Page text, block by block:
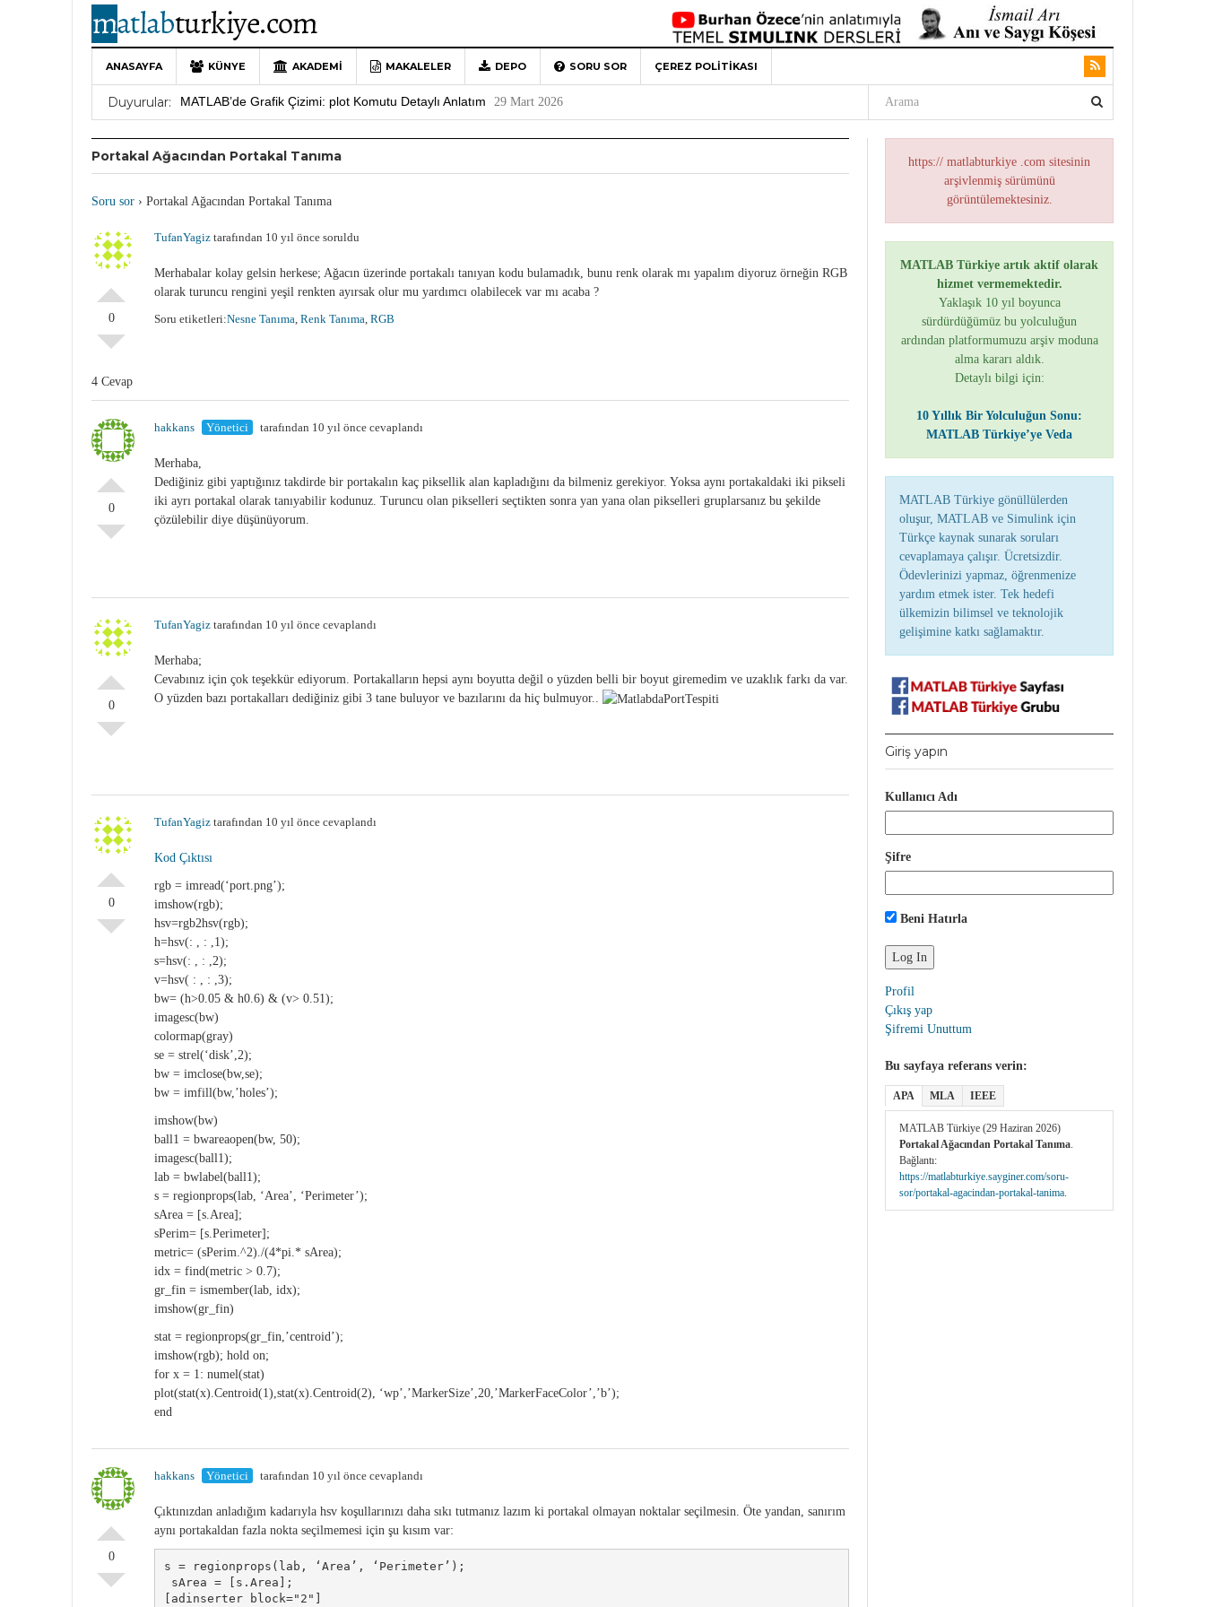
ANASAYFA KÜNYE AKADEMI MAKALELER DEPO SORU SOR ÇEREZ POLITIKASI
Duyurular:
10 Yıllık Bir Yolculuğun Sonu: MATLAB Türkiye’ye Veda 4 Mayıs 2026
MATLAB’de Grafik Çizimi: plot Komutu Detaylı Anlatım 29 Mart 2026
MATLAB Türkiye Live Editor Kullanım Rehberi
Portakal Ağacından Portakal Tanıma
Soru sor › Portakal Ağacından Portakal Tanıma
0
TufanYagiz tarafından 10 yıl önce soruldu
Merhabalar kolay gelsin herkese; Ağacın üzerinde portakalı tanıyan kodu bulamadık, bunu renk olarak mı yapalım diyoruz örneğin RGB
olarak turuncu rengini yeşil renkten ayırsak olur mu yardımcı olabilecek var mı acaba ?
Soru etiketleri:Nesne Tanıma, Renk Tanıma, RGB
4 Cevap
0
hakkans Yönetici tarafından 10 yıl önce cevaplandı
Merhaba,
Dediğiniz gibi yaptığınız takdirde bir portakalın kaç piksellik alan kapladığını da bilmeniz gerekiyor. Yoksa aynı portakaldaki iki pikseli
iki ayrı portakal olarak tanıyabilir kodunuz. Turuncu olan pikselleri seçtikten sonra yan yana olan pikselleri gruplarsanız bu şekilde
çözülebilir diye düşünüyorum.
0
TufanYagiz tarafından 10 yıl önce cevaplandı
Merhaba;
Cevabınız için çok teşekkür ediyorum. Portakalların hepsi aynı boyutta değil o yüzden belli bir boyut giremedim ve uzaklık farkı da var.
O yüzden bazı portakalları dediğiniz gibi 3 tane buluyor ve bazılarını da hiç bulmuyor..
0
TufanYagiz tarafından 10 yıl önce cevaplandı
Kod Çıktısı
rgb = imread(‘port.png’);
imshow(rgb);
hsv=rgb2hsv(rgb);
h=hsv(: , : ,1);
s=hsv(: , : ,2);
v=hsv( : , : ,3);
bw= (h>0.05 & h0.6) & (v> 0.51);
imagesc(bw)
colormap(gray)
se = strel(‘disk’,2);
bw = imclose(bw,se);
bw = imfill(bw,’holes’);
imshow(bw)
ball1 = bwareaopen(bw, 50);
imagesc(ball1);
lab = bwlabel(ball1);
s = regionprops(lab, ‘Area’, ‘Perimeter’);
sArea = [s.Area];
sPerim= [s.Perimeter];
metric= (sPerim.^2)./(4*pi.* sArea);
idx = find(metric > 0.7);
gr_fin = ismember(lab, idx);
imshow(gr_fin)
stat = regionprops(gr_fin,’centroid’);
imshow(rgb); hold on;
for x = 1: numel(stat)
plot(stat(x).Centroid(1),stat(x).Centroid(2), ‘wp’,’MarkerSize’,20,’MarkerFaceColor’,’b’);
end
0
hakkans Yönetici tarafından 10 yıl önce cevaplandı
Çıktınızdan anladığım kadarıyla hsv koşullarınızı daha sıkı tutmanız lazım ki portakal olmayan noktalar seçilmesin. Öte yandan, sanırım
aynı portakaldan fazla nokta seçilmemesi için şu kısım var:
s = regionprops(lab, ‘Area’, ‘Perimeter’);
sArea = [s.Area];
[adinserter block="2"]
https:// matlabturkiye .com sitesinin
arşivlenmiş sürümünü
görüntülemektesiniz.
MATLAB Türkiye artık aktif olarak
hizmet vermemektedir.
Yaklaşık 10 yıl boyunca
sürdürdüğümüz bu yolculuğun
ardından platformumuzu arşiv moduna
alma kararı aldık.
Detaylı bilgi için:
10 Yıllık Bir Yolculuğun Sonu:
MATLAB Türkiye’ye Veda
MATLAB Türkiye gönüllülerden
oluşur, MATLAB ve Simulink için
Türkçe kaynak sunarak soruları
cevaplamaya çalışır. Ücretsizdir.
Ödevlerinizi yapmaz, öğrenmenize
yardım etmek ister. Tek hedefi
ülkemizin bilimsel ve teknolojik
gelişimine katkı sağlamaktır.
Giriş yapın
Kullanıcı Adı
Şifre
Beni Hatırla
Profil
Çıkış yap
Şifremi Unuttum
Bu sayfaya referans verin:
APA MLA IEEE
MATLAB Türkiye (29 Haziran 2026)
Portakal Ağacından Portakal Tanıma
Bağlantı:
https://matlabturkiye.sayginer.com/soru-
sor/portakal-agacindan-portakal-tanima